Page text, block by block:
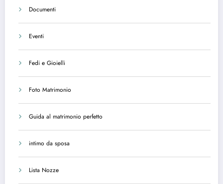
Documenti
Eventi
Fedi e Gioielli
Foto Matrimonio
Guida al matrimonio perfetto
intimo da sposa
Lista Nozze